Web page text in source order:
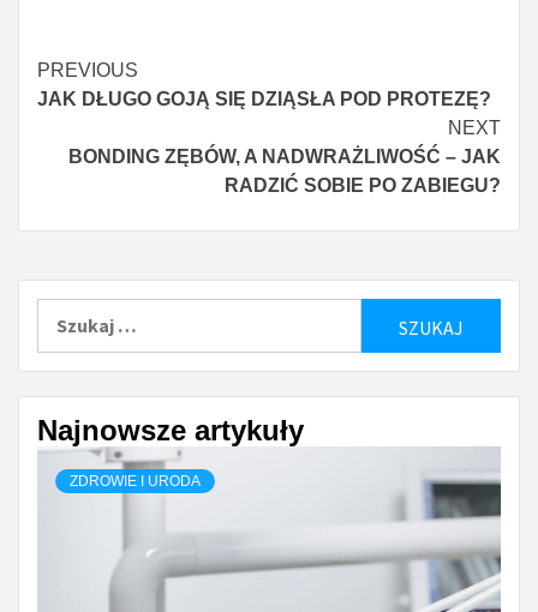
Continue
Reading
PREVIOUS
JAK DŁUGO GOJĄ SIĘ DZIĄSŁA POD PROTEZĘ?
NEXT
BONDING ZĘBÓW, A NADWRAŻLIWOŚĆ – JAK
RADZIĆ SOBIE PO ZABIEGU?
Najnowsze artykuły
ZDROWIE I URODA